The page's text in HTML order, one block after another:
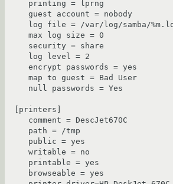
[printers]